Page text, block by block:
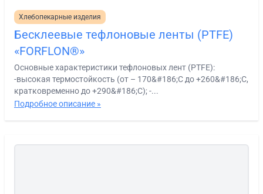
Хлебопекарные изделия
Бесклеевые тефлоновые ленты (PTFE)
«FORFLON®»
Основные характеристики тефлоновых лент (PTFE):
-высокая термостойкость (от – 170&#186;С до +260&#186;С,
кратковременно до +290&#186;С); -...
Подробное описание »